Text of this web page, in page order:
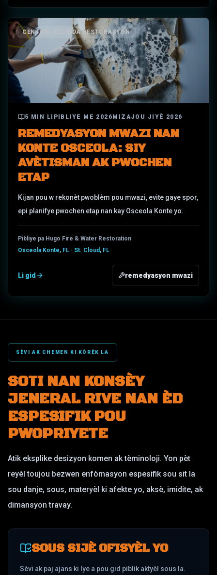
CENTRAL FLORIDA RESTORASYON
5 MIN LI PIBLIYE ME 2026 MIZAJOU JIYÈ 2026
REMEDYASYON MWAZI NAN
KONTE OSCEOLA: SIY
AVÈTISMAN AK PWOCHEN
ETAP
Kijan pou w rekonèt pwoblèm pou mwazi, evite gaye spor,
epi planifye pwochen etap nan kay Osceola Konte yo.
Pibliye pa Hugo Fire & Water Restoration
Osceola Konte, FL · St. Cloud, FL
Li gid remedyasyon mwazi
SÈVI AK CHEMEN KI KÒRÈK LA
SOTI NAN KONSÈY
JENERAL RIVE NAN ÈD
ESPESIFIK POU
PWOPRIYETE
Atik eksplike desizyon komen ak tèminoloji. Yon pèt
reyèl toujou bezwen enfòmasyon espesifik sou sit la
sou danje, sous, materyèl ki afekte yo, aksè, imidite, ak
dimansyon travay.
SOUS SIJÈ OFISYÈL YO
Sèvi ak paj ajans ki lye a pou gid piblik aktyèl sous la.